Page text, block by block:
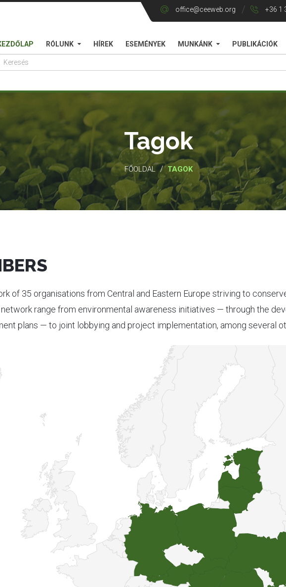
office@ceeweb.org +36 1
RÓLUNK HÍREK ESEMÉNYEK MUNKÁNK PUBLIKÁCIÓK
Tagok
FŐOLDAL / TAGOK
of 35 organisations from Central and Eastern Europe striving to
range from environmental awareness initiatives — through the
plans — to joint lobbying and project implementation, among several